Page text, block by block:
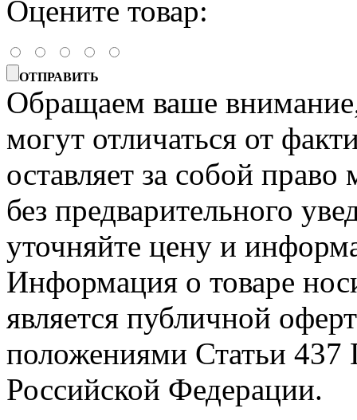
Оцените товар:
ОТПРАВИТЬ
Обращаем ваше
могут отличаться от
оставляет за собой право
без предварительного
уточняйте цену и
Информация о товаре
является публичной
положениями Статьи 437
Российской Федерации.